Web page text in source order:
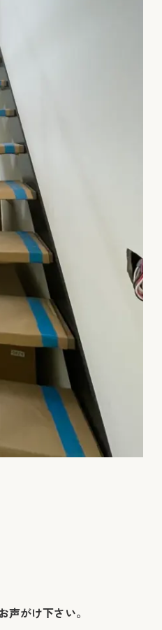
がけ下さい。